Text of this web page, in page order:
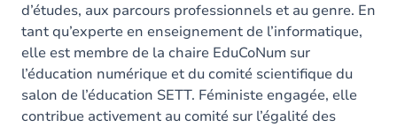
d’études, aux parcours professionnels et au genre. En
tant qu’experte en enseignement de l’informatique,
elle est membre de la chaire EduCoNum sur
l’éducation numérique et du comité scientifique du
salon de l’éducation SETT. Féministe engagée, elle
contribue activement au comité sur l’égalité des